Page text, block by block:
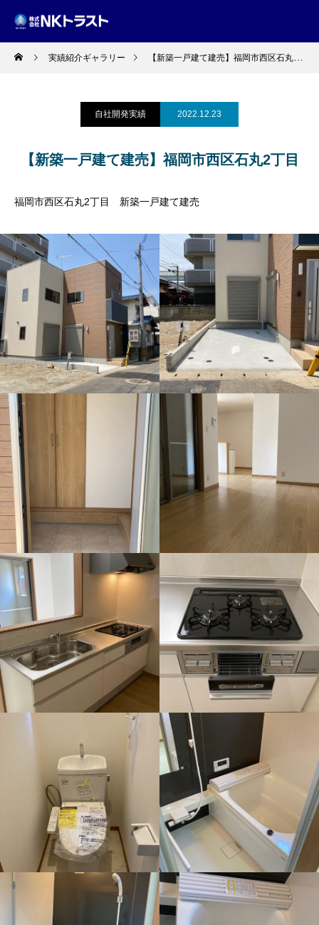
実績紹介ギャラリー 【新築一戸建て建売】福岡市西区石丸2丁目
自社開発実績 2022.12.23
【新築一戸建て建売】福岡市西区石丸2丁目
福岡市西区石丸2丁目 新築一戸建て建売